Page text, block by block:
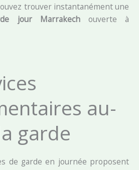
trouver instantanément une
jour Marrakechouverte à
au-
garde
de garde en journée proposent